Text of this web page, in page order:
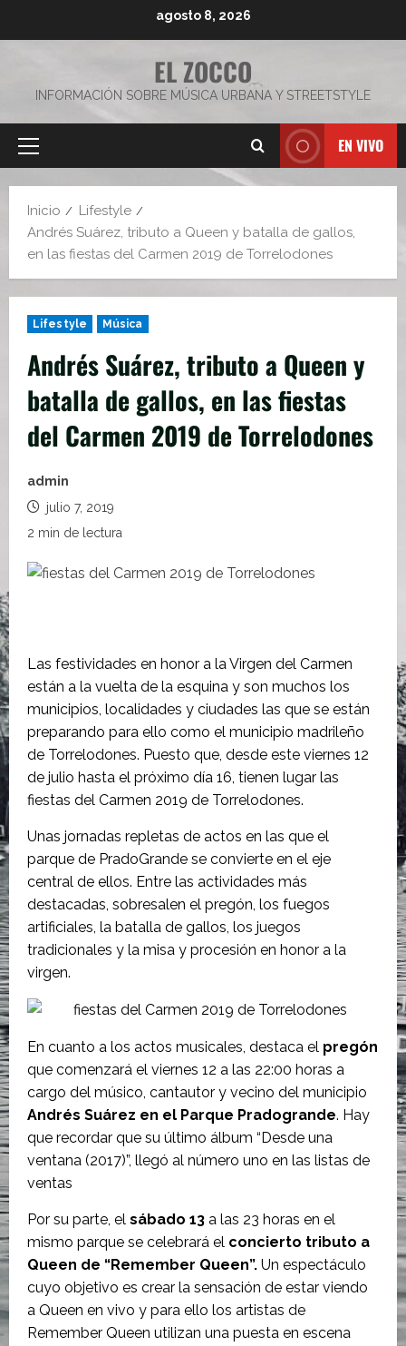
agosto 8, 2026
EL ZOCCO
INFORMACIÓN SOBRE MÚSICA URBANA Y STREETSTYLE
Menú
EN VIVO
Inicio
Lifestyle
Andrés Suárez, tributo a Queen y batalla de gallos,
en las fiestas del Carmen 2019 de Torrelodones
Lifestyle Música
Andrés Suárez, tributo a Queen y
batalla de gallos, en las fiestas
del Carmen 2019 de Torrelodones
admin
julio 7, 2019
2 min de lectura
Las festividades en honor a la Virgen del Carmen
están a la vuelta de la esquina y son muchos los
municipios, localidades y ciudades las que se están
preparando para ello como el municipio madrileño
de Torrelodones. Puesto que, desde este viernes 12
de julio hasta el próximo día 16, tienen lugar las
fiestas del Carmen 2019 de Torrelodones.
Unas jornadas repletas de actos en las que el
parque de PradoGrande se convierte en el eje
central de ellos. Entre las actividades más
destacadas, sobresalen el pregón, los fuegos
artificiales, la batalla de gallos, los juegos
tradicionales y la misa y procesión en honor a la
virgen.
En cuanto a los actos musicales, destaca el pregón
que comenzará el viernes 12 a las 22:00 horas a
cargo del músico, cantautor y vecino del municipio
Andrés Suárez en el Parque Pradogrande. Hay
que recordar que su último álbum “Desde una
ventana (2017)”, llegó al número uno en las listas de
ventas
Por su parte, el sábado 13 a las 23 horas en el
mismo parque se celebrará el concierto tributo a
Queen de “Remember Queen”. Un espectáculo
cuyo objetivo es crear la sensación de estar viendo
a Queen en vivo y para ello los artistas de
Remember Queen utilizan una puesta en escena